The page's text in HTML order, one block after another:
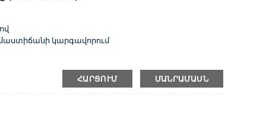
կարգավորում
ՀԱՐՑՈՒՄ
ՄԱՆՐԱՄԱՍՆ